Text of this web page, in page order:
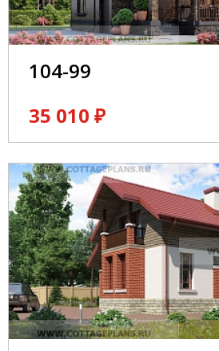
104-99
35 010 ₽